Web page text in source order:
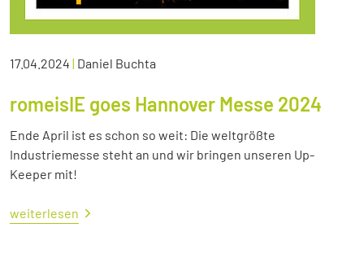
17.04.2024 | Daniel Buchta
romeisIE goes Hannover Messe 2024
Ende April ist es schon so weit: Die weltgrößte
Industriemesse steht an und wir bringen unseren Up-
Keeper mit!
weiterlesen